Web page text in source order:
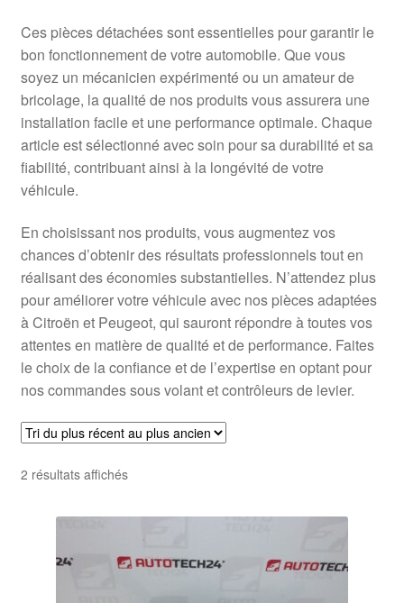
Politique de confidentialité
Procédure de Réclamation
Termes et conditions
Ces pièces détachées sont essentielles pour garantir le
bon fonctionnement de votre automobile. Que vous
soyez un mécanicien expérimenté ou un amateur de
bricolage, la qualité de nos produits vous assurera une
installation facile et une performance optimale. Chaque
article est sélectionné avec soin pour sa durabilité et sa
fiabilité, contribuant ainsi à la longévité de votre
véhicule.
En choisissant nos produits, vous augmentez vos
chances d’obtenir des résultats professionnels tout en
réalisant des économies substantielles. N’attendez plus
pour améliorer votre véhicule avec nos pièces adaptées
à Citroën et Peugeot, qui sauront répondre à toutes vos
attentes en matière de qualité et de performance. Faites
le choix de la confiance et de l’expertise en optant pour
nos commandes sous volant et contrôleurs de levier.
2 résultats affichésTrié
plus
au
plus